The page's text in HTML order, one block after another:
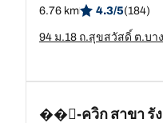
6.76 km 4.3/5(184)
��ี-ควิก สาขา รัง